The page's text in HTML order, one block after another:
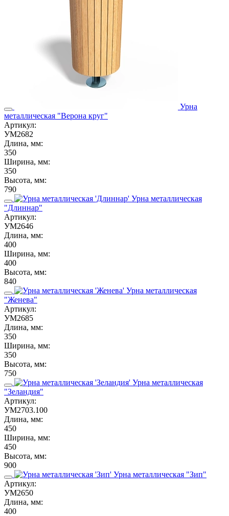
Урна
металлическая "Верона круг"
Артикул:
УМ2682
Длина, мм:
350
Ширина, мм:
350
Высота, мм:
790
Урна металлическая
"Длиннар"
Артикул:
УМ2646
Длина, мм:
400
Ширина, мм:
400
Высота, мм:
840
Урна металлическая
"Женева"
Артикул:
УМ2685
Длина, мм:
350
Ширина, мм:
350
Высота, мм:
750
Урна металлическая
"Зеландия"
Артикул:
УМ2703.100
Длина, мм:
450
Ширина, мм:
450
Высота, мм:
900
Урна металлическая "Зип"
Артикул:
УМ2650
Длина, мм:
400